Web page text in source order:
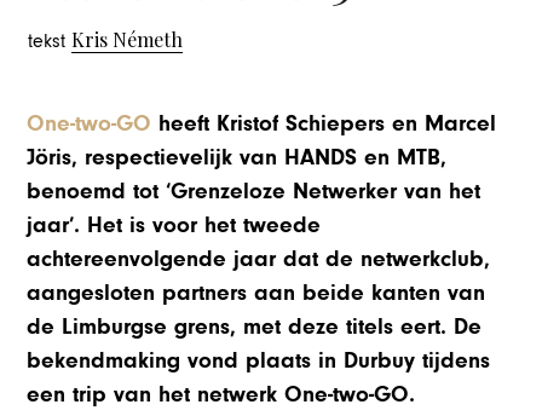
tekstKris Németh
One-two-GO heeft Kristof Schiepers en Marcel
Jöris, respectievelijk van HANDS en MTB,
benoemd tot ‘Grenzeloze Netwerker van het
jaar’. Het is voor het tweede
achtereenvolgende jaar dat de netwerkclub,
aangesloten partners aan beide kanten van
de Limburgse grens, met deze titels eert. De
bekendmaking vond plaats in Durbuy tijdens
een trip van het netwerk One-two-GO.